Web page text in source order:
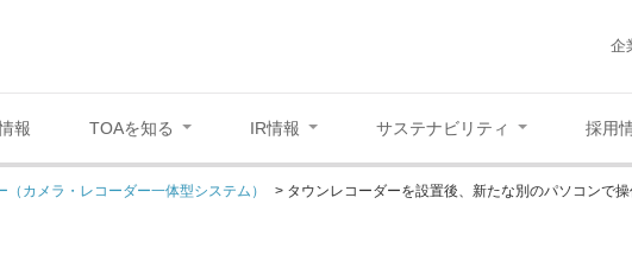
企
報 TOAを知る IR情報 サステナビリティ 採用
（カメラ・レコーダー一体型システム） > タウンレコーダーを設置後、新たな別のパソコンで